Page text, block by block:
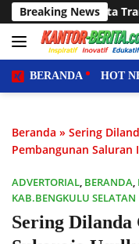
Langsung
ke
konten
Breaking News
Anggaran
BERANDA HOT
Beranda » Sering
Pembangunan Saluran
ADVERTORIAL, BERANDA,
KAB.BENGKULU SELATAN
Sering Dilanda